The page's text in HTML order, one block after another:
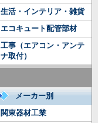
生活・インテリア・雑貨
エコキュート配管部材
工事（エアコン・アンテ
ナ取付）
メーカー別
関東器材工業